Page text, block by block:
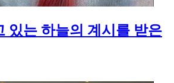
있는 하늘의 계시를 받은